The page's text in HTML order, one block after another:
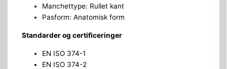
Manchettype: Rullet kant
Pasform: Anatomisk form
Standarder og certificeringer
EN ISO 374-1
EN ISO 374-2